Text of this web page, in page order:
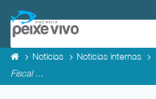
Notícias Notícias internas
Fiscal ...